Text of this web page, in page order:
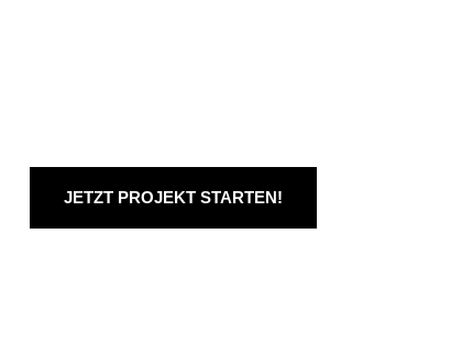
JETZT PROJEKT STARTEN!